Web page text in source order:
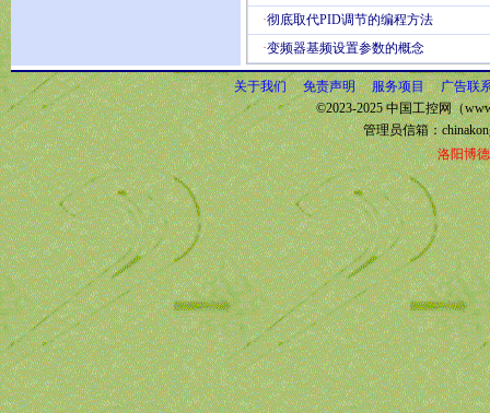
·彻底取代PID调节的编程方法
·变频器基频设置参数的概念
关于我们 免责声明 服务项目
广告联
©2023-2025 中国工控网（
管理员信箱：
洛阳博